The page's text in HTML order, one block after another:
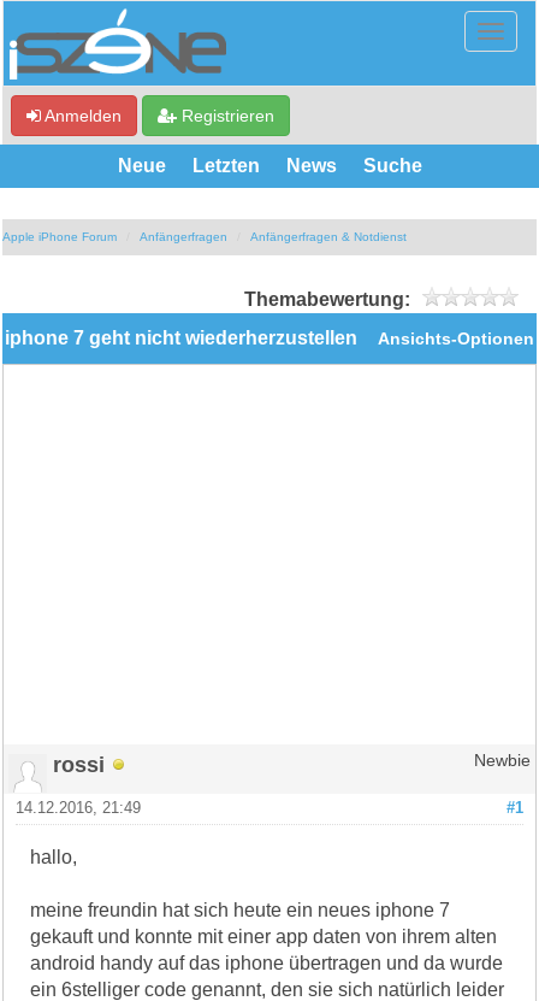
Anmelden Registrieren
Neue Letzten News Suche
Apple iPhone Forum Anfängerfragen Anfängerfragen & Notdienst
Themabewertung:
Ansichts-Optionen
iphone 7 geht nicht wiederherzustellen
rossi Newbie
#1
14.12.2016, 21:49
hallo,
meine freundin hat sich heute ein neues iphone 7
gekauft und konnte mit einer app daten von ihrem alten
android handy auf das iphone übertragen und da wurde
ein 6stelliger code genannt, den sie sich natürlich leider